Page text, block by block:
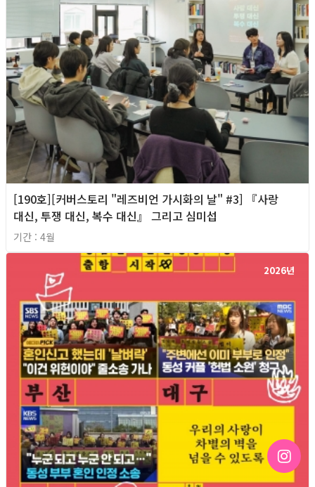
[190호][커버스토리 "레즈비언 가시화의 날" #3] 『사랑
대신, 투쟁 대신, 복수 대신』 그리고 심미섭
기간 : 4월
2026년